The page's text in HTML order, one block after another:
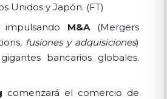
Unidos y Japón. (FT)
impulsando M&A(Mergers
fusiones y adquisiciones)
bancarios globales.
comenzará el comercio de